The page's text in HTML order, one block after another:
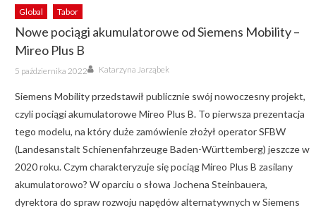
Global Tabor
Nowe pociągi akumulatorowe od Siemens Mobility –
Mireo Plus B
Posted
on
5 października 2022 Author
Katarzyna Jarząbek
Siemens Mobility przedstawił publicznie swój nowoczesny projekt,
czyli pociągi akumulatorowe Mireo Plus B. To pierwsza prezentacja
tego modelu, na który duże zamówienie złożył operator SFBW
(Landesanstalt Schienenfahrzeuge Baden-Württemberg) jeszcze w
2020 roku. Czym charakteryzuje się pociąg Mireo Plus B zasilany
akumulatorowo? W oparciu o słowa Jochena Steinbauera,
dyrektora do spraw rozwoju napędów alternatywnych w Siemens